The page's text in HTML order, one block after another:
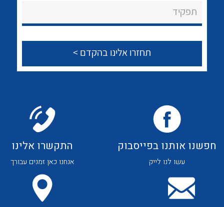
צור קשר
לכל מוצרי היצרן לכל מוצרי היצרן
תפקיד
חפשנו אותנו בפייסבוק
עשו לנו לייק
התקשרו אלינו
אנחנו כאן זמנים עבורך